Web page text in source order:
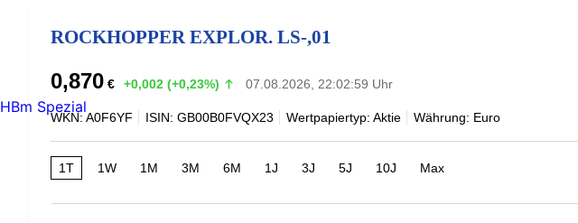
ROCKHOPPER EXPLOR. LS-,01
0,870 € +0,002 (+0,23%) 07.08.2026, 22:02:59 Uhr
WKN: A0F6YF ISIN: GB00B0FVQX23 Wertpapiertyp: Aktie Währung: Euro
1T 1W 1M 3M 6M 1J 3J 5J 10J Max
HBm Spezial